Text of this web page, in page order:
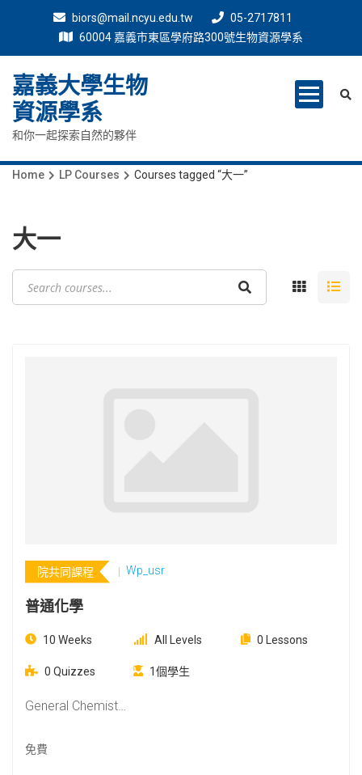
biors@mail.ncyu.edu.tw
05-2717811
60004 嘉義市東區學府路300號生物資源學系
嘉義大學生物
資源學系
和你一起探索自然的夥伴
Home LP Courses Courses tagged “大一”
大一
院共同課程 Wp_usr
普通化學
10 Weeks All Levels 0 Lessons
0 Quizzes 1個學生
General Chemist…
免費